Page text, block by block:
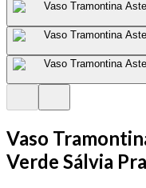
Vaso
Verde Sálvia